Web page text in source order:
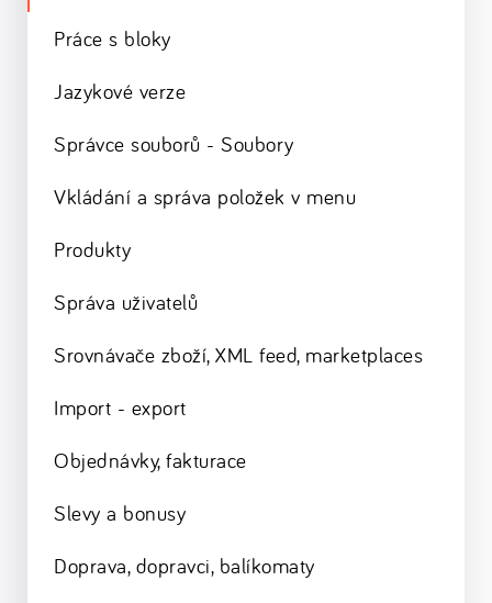
Práce s bloky
Jazykové verze
Správce souborů - Soubory
Vkládání a správa položek v menu
Produkty
Správa uživatelů
Srovnávače zboží, XML feed, marketplaces
Import - export
Objednávky, fakturace
Slevy a bonusy
Doprava, dopravci, balíkomaty